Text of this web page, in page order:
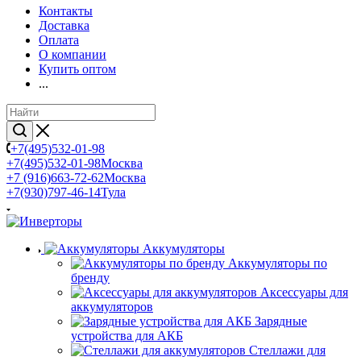
Контакты
Доставка
Оплата
О компании
Купить оптом
...
+7(495)532-01-98
+7(495)532-01-98Москва
+7 (916)663-72-62Москва
+7(930)797-46-14Тула
Аккумуляторы
Аккумуляторы по
бренду
Аксессуары для
аккумуляторов
Зарядные
устройства для АКБ
Стеллажи для